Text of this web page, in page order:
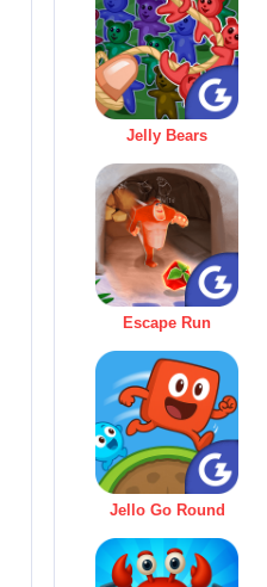
Jelly Bears
Escape Run
Jello Go Round